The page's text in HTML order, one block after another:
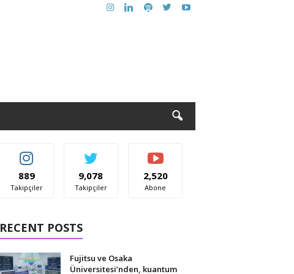
889
Takipçiler
9,078
Takipçiler
2,520
Abone
RECENT POSTS
Fujitsu ve Osaka
Üniversitesi’nden, kuantum